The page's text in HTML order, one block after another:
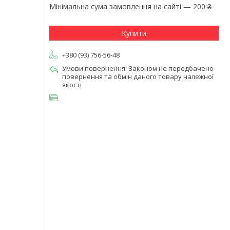
Мінімальна сума замовлення на сайті — 200 ₴
Купити
+380 (93) 756-56-48
Законом не передбачено
повернення та обмін даного товару належної
якості